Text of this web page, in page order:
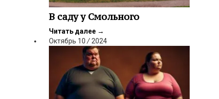
В саду у Смольного
Читать далее →
Октябрь 10 / 2024